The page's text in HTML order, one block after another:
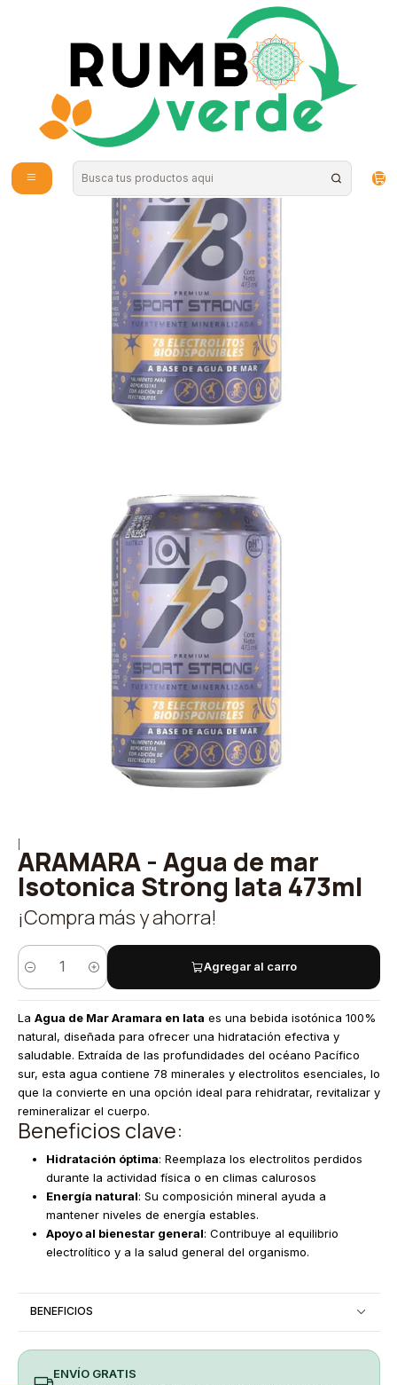
Envío gratis por compras sobre los 59.990 en la provincia de Santiago
Agua Alcalina y de Mar
ARAMARA - Agua de mar Isotonica Strong lata 473ml
ARAMARA - Agua de mar
Isotonica Strong lata 473ml
¡Compra más y ahorra!
Cantidad
Agregar al carro
La Agua de Mar Aramara en lata es una bebida isotónica 100%
natural, diseñada para ofrecer una hidratación efectiva y
saludable. Extraída de las profundidades del océano Pacífico
sur, esta agua contiene 78 minerales y electrolitos esenciales, lo
que la convierte en una opción ideal para rehidratar, revitalizar y
remineralizar el cuerpo.
Beneficios clave:
Hidratación óptima: Reemplaza los electrolitos perdidos
durante la actividad física o en climas calurosos
Energía natural: Su composición mineral ayuda a
mantener niveles de energía estables.​
Apoyo al bienestar general: Contribuye al equilibrio
electrolítico y a la salud general del organismo.
BENEFICIOS
ENVÍO GRATIS